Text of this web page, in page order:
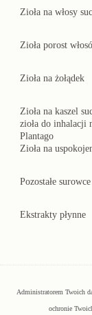
Zioła na włosy
Zioła porost
Zioła na żołądek
Zioła na kaszel
zioła do inhalacji
Plantago
Zioła na
Pozostałe surowce
Ekstrakty płynne
Administratorem Twoich
ochronie